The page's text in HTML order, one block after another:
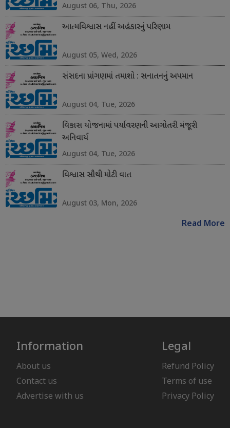
August 06, Thu, 2026
આત્મવિશ્વાસ નહીં અહંકારનું પરિણામ
August 05, Wed, 2026
સંસદના પ્રાંગણમાં તમાશો : સનાતનનું અપમાન
August 04, Tue, 2026
વિકાસ યોજનામાં પર્યાવરણની આગોતરી મંજૂરી
અનિવાર્ય
August 04, Tue, 2026
વિશ્વાસ સૌથી મોટી વાત
August 03, Mon, 2026
Read More
Information
About us
Contact us
Advertise with us
Legal
Refund Policy
Terms of use
Privacy Policy